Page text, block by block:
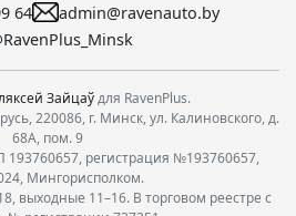
64
admin@ravenauto.by
Зайцаўдля RavenPlus.
220086, г. Минск, ул. Калиновского, д.
68А, пом. 9
регистрация №193760657,
Мингорисполком.
выходные 11–16. В торговом реестре с